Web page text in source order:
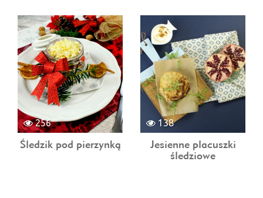
256
Śledzik pod pierzynką
138
Jesienne placuszki
śledziowe